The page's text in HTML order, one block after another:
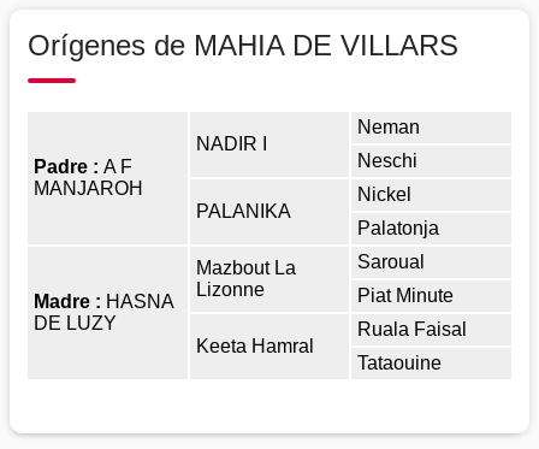
Orígenes de MAHIA DE VILLARS
Padre : A F
MANJAROH
NADIR I
Neman
Neschi
PALANIKA
Nickel
Palatonja
Madre : HASNA
DE LUZY
Mazbout La
Lizonne
Saroual
Piat Minute
Keeta Hamral
Ruala Faisal
Tataouine